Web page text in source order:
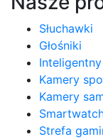
Słuchawki
Głośniki
Kamery
Kamery
Strefa